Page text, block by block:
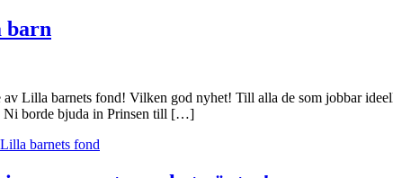
barn
Lilla barnets fond! Vilken god nyhet! Till alla de som jobbar
Ni borde bjuda in Prinsen till […]
Lilla barnets fond